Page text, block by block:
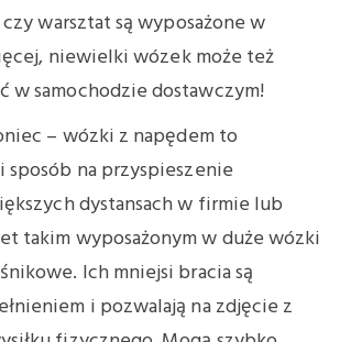
warsztat są wyposażone w
niewielki wózek może też
w samochodzie dostawczym!
– wózki z napędem to
na przyspieszenie
dystansach w firmie lub
takim wyposażonym w duże wózki
Ich mniejsi bracia są
i pozwalają na zdjęcie z